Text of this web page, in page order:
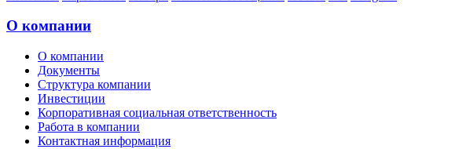
О компании
О компании
Документы
Структура компании
Инвестиции
Корпоративная социальная ответственность
Работа в компании
Контактная информация